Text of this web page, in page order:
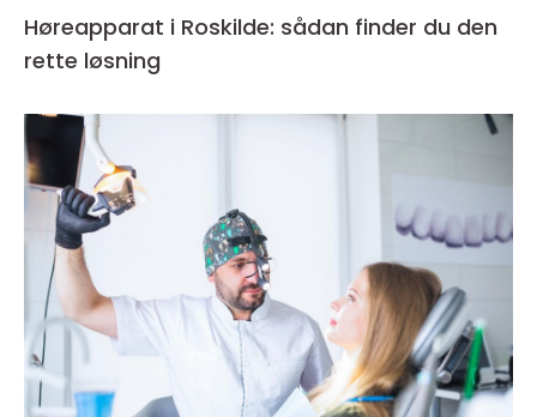
Høreapparat i Roskilde: sådan finder du den
rette løsning